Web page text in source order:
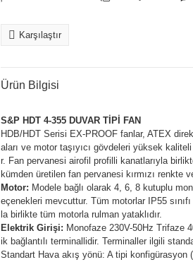
Karşılaştır
Ürün Bilgisi
S&P HDT 4-355 DUVAR TİPİ FAN
HDB/HDT Serisi EX-PROOF fanlar, ATEX
aları ve motor taşıyıcı gövdeleri yüksek
r. Fan pervanesi airofil profilli kanatlarıyla
kümden üretilen fan pervanesi kırmızı renkte
Motor: Modele bağlı olarak 4, 6, 8 kutuplu
eçenekleri mevcuttur. Tüm motorlar IP55
la birlikte tüm motorla rulman yataklıdır.
Elektrik Girişi: Monofaze 230V-50Hz Trifaze
ik bağlantılı terminallidir. Terminaller ilgili
Standart Hava akış yönü: A tipi konfigürasyon